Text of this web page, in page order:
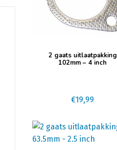
2 gaats uitlaatpakking
102mm – 4 inch
€19,99